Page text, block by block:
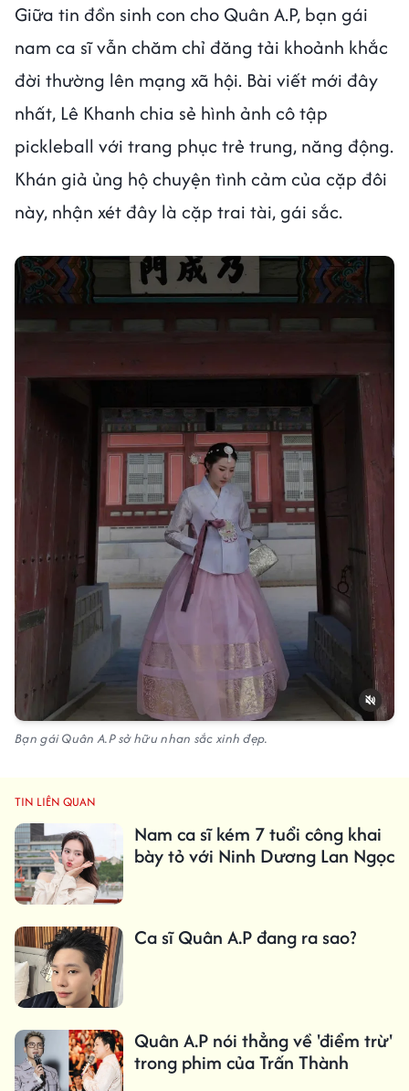
Giữa tin đồn sinh con cho Quân A.P, bạn gái
nam ca sĩ vẫn chăm chỉ đăng tải khoảnh khắc
đời thường lên mạng xã hội. Bài viết mới đây
nhất, Lê Khanh chia sẻ hình ảnh cô tập
pickleball với trang phục trẻ trung, năng động.
Khán giả ủng hộ chuyện tình cảm của cặp đôi
này, nhận xét đây là cặp trai tài, gái sắc.
Bạn gái Quân A.P sở hữu nhan sắc xinh đẹp.
TIN LIÊN QUAN
Nam ca sĩ kém 7 tuổi công khai
bày tỏ với Ninh Dương Lan Ngọc
Ca sĩ Quân A.P đang ra sao?
Quân A.P nói thẳng về 'điểm trừ'
trong phim của Trấn Thành